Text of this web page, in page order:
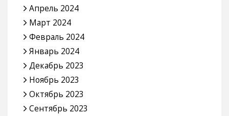
Апрель 2024
Март 2024
Февраль 2024
Январь 2024
Декабрь 2023
Ноябрь 2023
Октябрь 2023
Сентябрь 2023